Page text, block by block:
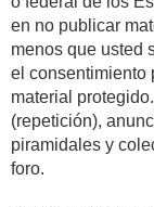
en no publicar
menos que usted
el consentimiento
material
(repetición),
piramidales y
foro.